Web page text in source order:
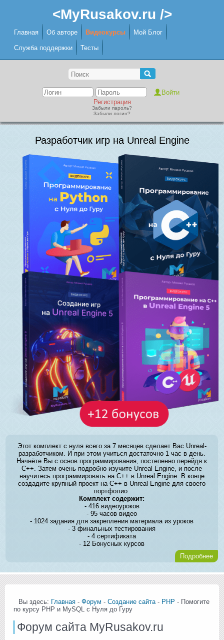
<MyRusakov.ru />
Главная Об авторе Видеокурсы Мой Блог
Служба поддержки Тесты
Регистрация
Забыли пароль?
Забыли логин?
Разработчик игр на Unreal Engine
Этот комплект с нуля всего за 7 месяцев сделает Вас Unreal-
разработчиком. И при этом учиться достаточно 1 час в день.
Начнёте Вы с основ программирования, постепенно перейдя к
C++. Затем очень подробно изучите Unreal Engine, и после
научитесь программировать на C++ в Unreal Engine. В конце
создадите крупный проект на C++ в Unreal Engine для своего
портфолио.
Комплект содержит:
- 416 видеоуроков
- 95 часов видео
- 1024 задания для закрепления материала из уроков
- 3 финальных тестирования
- 4 сертификата
- 12 Бонусных курсов
Подробнее
Вы здесь: Главная - Форум - Создание сайта - PHP - Помогите
по курсу PHP и MySQL с Нуля до Гуру
Форум сайта MyRusakov.ru